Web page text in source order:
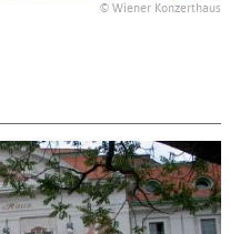
© Wiener Konzerthaus